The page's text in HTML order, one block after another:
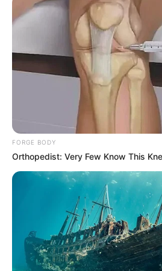
DETAIL
Judul: Rookie Cops / 너와 나의 경
Judul lain: Rookies / Our Police Class
Police Class of Mine and Yours /
Gyeongchalsueop / Neowa Naui
Genre: Romansa, Komedi
Negara: Korea Selatan
Sutradara: Kim Byung Soo
Penulis Naskah: Lee Ha Na
Rumah Produksi: Studio&NEW
Channel TV: Disney+
Jumlah Episode: 16
FORGE BODY
Orthopedist: Very Few Know This